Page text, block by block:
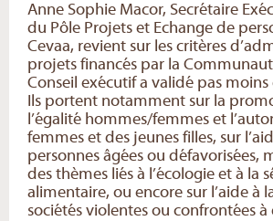
Anne Sophie Macor, Secrétaire
du Pôle Projets et Echange de
Cevaa, revient sur les critères
projets financés par la
Conseil exécutif a validé pas
Ils portent notamment sur la
l’égalité hommes/femmes et
femmes et des jeunes filles, sur
personnes âgées ou défavorisées,
des thèmes liés à l’écologie et à la
alimentaire, ou encore sur l’aide à
sociétés violentes ou confrontées